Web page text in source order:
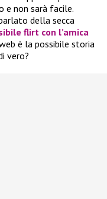
non sarà facile.
della secca
flirt con l’amica
è la possibile storia
vero?